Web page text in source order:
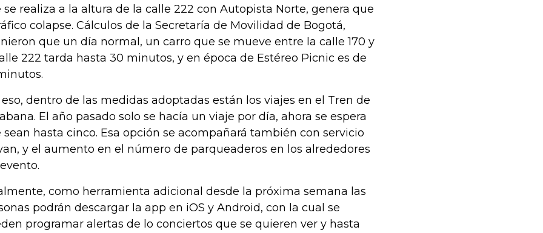
se realiza a la altura de la calle 222 con Autopista Norte, genera que
colapse. Cálculos de la Secretaría de Movilidad de Bogotá,
que un día normal, un carro que se mueve entre la calle 170 y
222 tarda hasta 30 minutos, y en época de Estéreo Picnic es de
eso, dentro de las medidas adoptadas están los viajes en el Tren de
El año pasado solo se hacía un viaje por día, ahora se espera
sean hasta cinco. Esa opción se acompañará también con servicio
y el aumento en el número de parqueaderos en los alrededores
como herramienta adicional desde la próxima semana las
podrán descargar la app en iOS y Android, con la cual se
programar alertas de lo conciertos que se quieren ver y hasta